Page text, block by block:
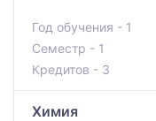
Год обучения - 1
Семестр - 1
Кредитов - 3
Химия